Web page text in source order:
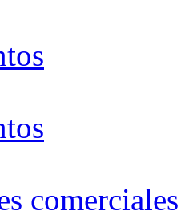
comerciales